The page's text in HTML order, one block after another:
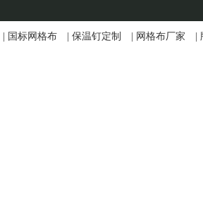
国标网格布 保温钉定制 网格布厂家 |